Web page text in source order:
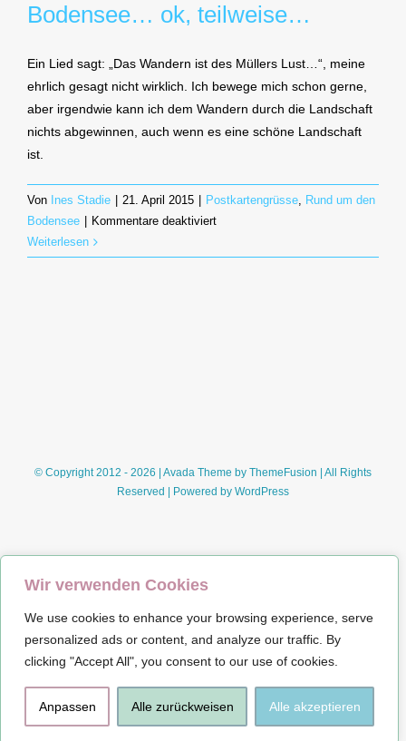
Wir verwenden Cookies
We use cookies to enhance your browsing experience, serve
personalized ads or content, and analyze our traffic. By
clicking "Accept All", you consent to our use of cookies.
Anpassen Alle zurückweisen Alle akzeptieren
Bodensee… ok, teilweise…
Ein Lied sagt: „Das Wandern ist des Müllers Lust…“, meine
ehrlich gesagt nicht wirklich. Ich bewege mich schon gerne,
aber irgendwie kann ich dem Wandern durch die Landschaft
nichts abgewinnen, auch wenn es eine schöne Landschaft
ist.
Von Ines Stadie 21. April 2015 Postkartengrüsse, Rund um den
Bodensee
Kommentare deaktiviertfür
SeeGang
Weiterlesen
© Copyright 2012 - 2026 | Avada Theme by ThemeFusion | All Rights
Reserved | Powered by WordPress
Impressum
Datenschutz